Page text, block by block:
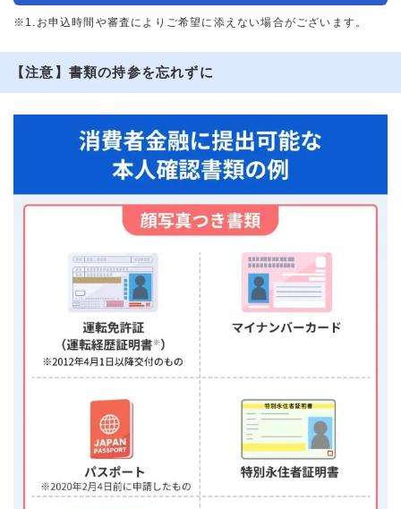
※1.お申込時間や審査によりご希望に添えない場合がございます。
【注意】書類の持参を忘れずに